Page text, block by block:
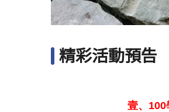
精彩活動預告
壹、100